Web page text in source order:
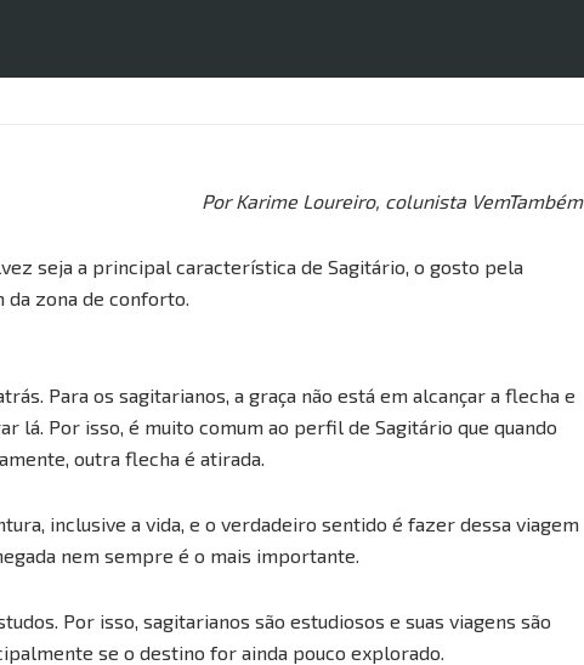
Por Karime Loureiro, colunista VemTambém
seja a principal característica de Sagitário, o gosto pela
da zona de conforto.
Para os sagitarianos, a graça não está em alcançar a flecha e
lá. Por isso, é muito comum ao perfil de Sagitário que quando
outra flecha é atirada.
inclusive a vida, e o verdadeiro sentido é fazer dessa viagem
nem sempre é o mais importante.
Por isso, sagitarianos são estudiosos e suas viagens são
se o destino for ainda pouco explorado.